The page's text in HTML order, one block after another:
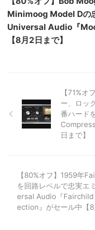
Minimoog Model Dの
Universal Audio『
【8月2日まで】
【71%オ
ー、ロッ
番ハード
日まで】
【80%オフ】1959年
を回路レベルで忠実エ
ersal Audio『
ection』がセール中【8